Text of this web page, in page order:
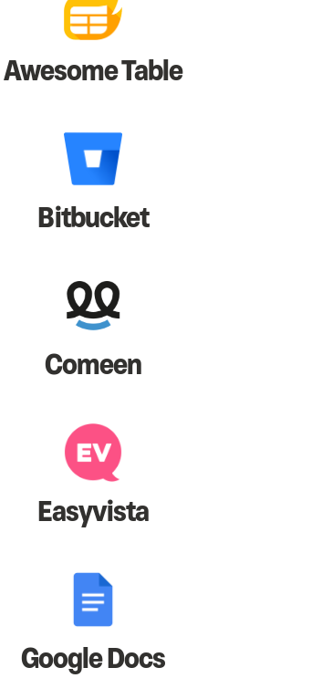
Awesome Table
Bitbucket
Comeen
Easyvista
Google Docs